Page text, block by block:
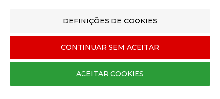
DEFINIÇÕES DE COOKIES
CONTINUAR SEM ACEITAR
ACEITAR COOKIES